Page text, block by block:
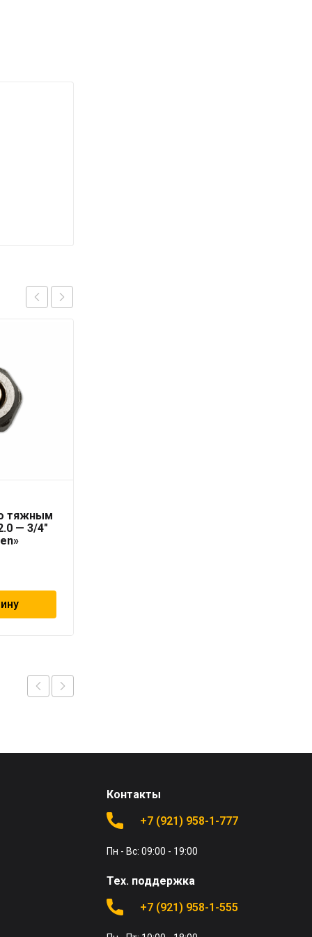
тяжным
— 3/4″
Контакты
+7 (921) 958-1-777
Пн - Вс: 09:00 - 19:00
Тех. поддержка
+7 (921) 958-1-555